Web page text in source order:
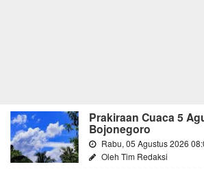
Prakiraan Cuaca 5
Bojonegoro
Rabu, 05 Agustus 2026
Oleh Tim Redaksi